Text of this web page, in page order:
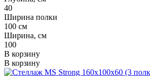
40
Ширина полки
100 см
Ширина, см
100
В корзину
В корзину